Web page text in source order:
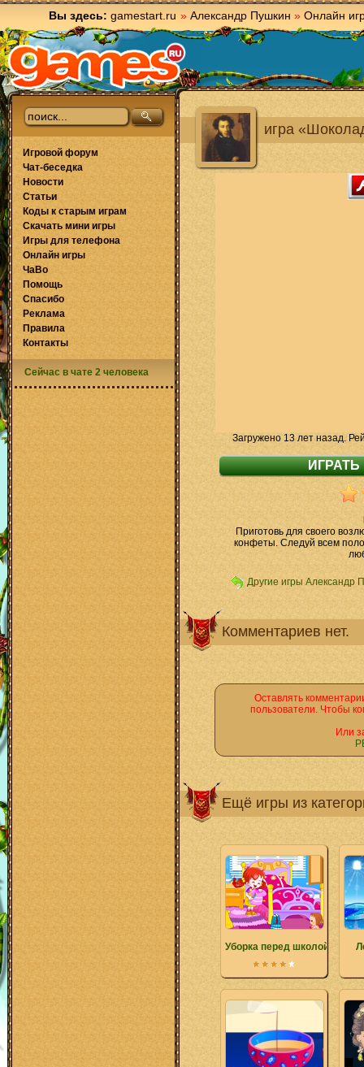
Вы здесь: gamestart.ru » Александр Пушкин » Онлайн
игра
Загружено 13 лет назад.
Приготовь для своего
конфеты. Следуй всем
Другие игры Александр
Комментариев нет.
Оставлять
пользователи. Чтобы
Или
Ещё игры из
Уборка перед школой
Игровой форум
Чат-беседка
Новости
Статьи
Коды к старым играм
Скачать мини игры
Игры для телефона
Онлайн игры
ЧаВо
Помощь
Спасибо
Реклама
Правила
Контакты
Сейчас в чате 2 человека